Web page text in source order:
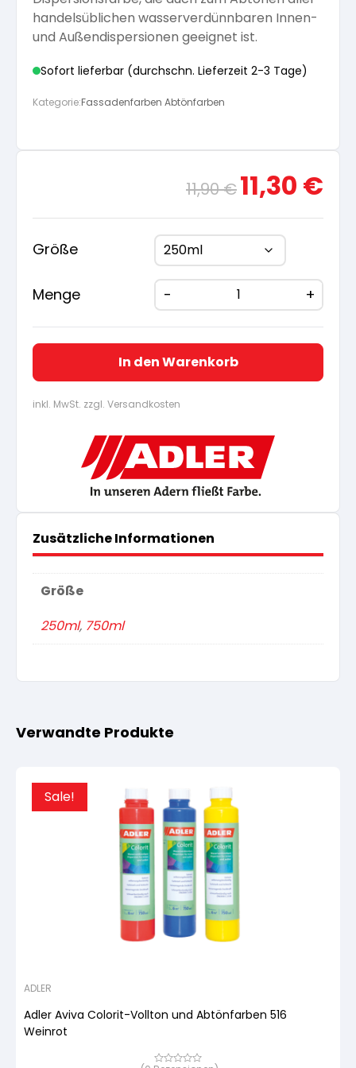
Pflege und Reinigung
Versiegelung für Beton
Pflege
Kalkfarben
Anti Schimmelfarbe
Isolierfarben
Spezialfarben
Silikatfarben
Pflege und Reinigung
Arbeitshandschuhe
Dichtmassen
Schleifmittel
handelsüblichen wasserverdünnbaren Innen-
und Außendispersionen geeignet ist.
Sofort lieferbar (durchschn. Lieferzeit 2-3 Tage)
Kategorie:Fassadenfarben Abtönfarben
11,90€
Ursprünglicher
Preis
war:
11,90 €
11,30 €
ist:
Größe
Menge
In den Warenkorb
inkl. MwSt. zzgl. Versandkosten
Zusätzliche Informationen
Größe
250ml, 750ml
Verwandte Produkte
Sale!
ADLER
Adler Aviva Colorit-Vollton und Abtönfarben 516
Weinrot